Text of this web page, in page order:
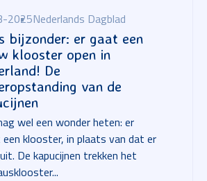
2025Nederlands Dagblad
bijzonder: er gaat een
klooster open in
De
van de
wel een wonder heten: er
klooster, in plaats van dat er
De kapucijnen trekken het